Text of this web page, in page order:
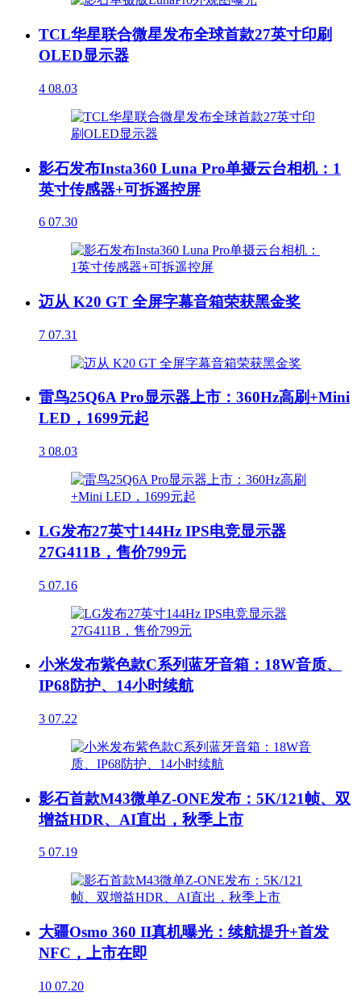
TCL华星联合微星发布全球首款27英寸印刷
OLED显示器
4 08.03
影石发布Insta360 Luna Pro单摄云台相机：1
英寸传感器+可拆遥控屏
6 07.30
迈从 K20 GT 全屏字幕音箱荣获黑金奖
7 07.31
雷鸟25Q6A Pro显示器上市：360Hz高刷+Mini
LED，1699元起
3 08.03
LG发布27英寸144Hz IPS电竞显示器
27G411B，售价799元
5 07.16
小米发布紫色款C系列蓝牙音箱：18W音质、
IP68防护、14小时续航
3 07.22
影石首款M43微单Z-ONE发布：5K/121帧、双
增益HDR、AI直出，秋季上市
5 07.19
大疆Osmo 360 II真机曝光：续航提升+首发
NFC，上市在即
10 07.20